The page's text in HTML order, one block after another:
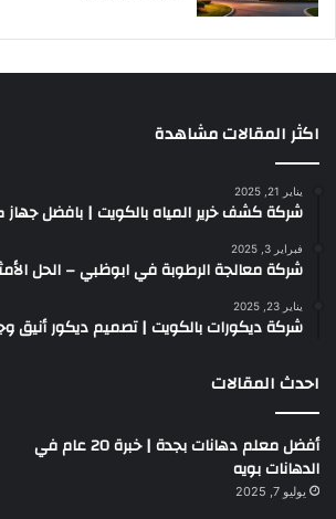
اكثر المقالات مشاهدة
يناير 21, 2025
شركة كشف خرير المياه بالكويت | بافضل جهاز
فبراير 3, 2025
شركة معالجة الرطوبة في ابوظبي – الحل
يناير 23, 2025
شركة ديكورات بالكويت | تصميم ديكور أنيق
احدث المقالات
أفضل معلم دهانات بجدة | خبرة 20 عام في
الدهانات بويه
يوليو 7, 2025